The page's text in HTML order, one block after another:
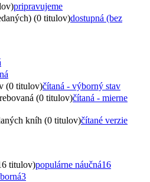
pripravujeme
(0 titulov)dostupná (bez
(0 titulov)čítaná - výborný stav
(0 titulov)čítaná - mierne
kníh (0 titulov)čítané verzie
titulov)populárne náučná16
3